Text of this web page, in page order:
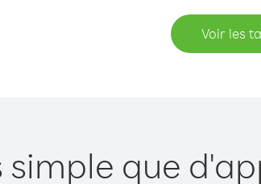
Voir les
simple que